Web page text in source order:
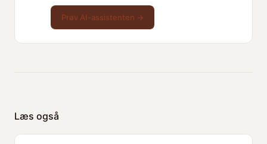
Prøv AI-assistenten →
Læs også